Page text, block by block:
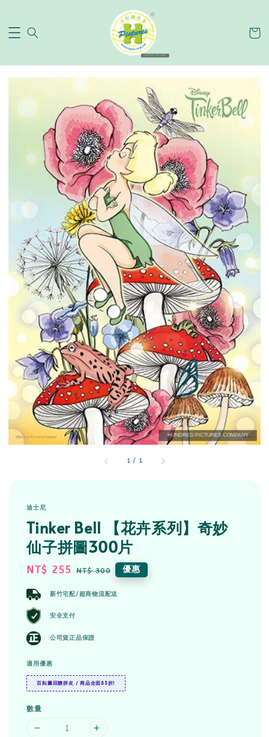
1 / 1
迪士尼
Tinker Bell 【花卉系列】奇妙
仙子拼圖300片
Sale
NT$ 255 Regular
NT$ 300 優惠
新竹宅配/超商物流配送
安全支付
公司貨正品保證
適用優惠
百耘圖回饋拼友 / 商品全面85折!
數量